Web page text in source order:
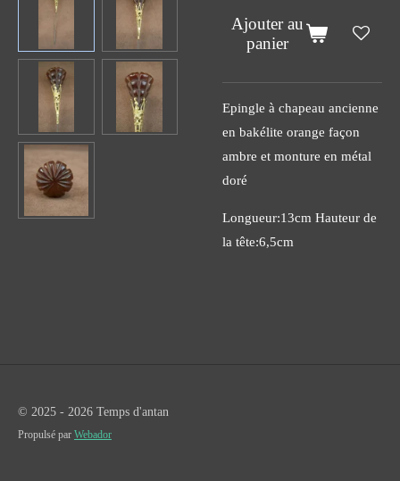
Ajouter au
panier
Epingle à chapeau ancienne
en bakélite orange façon
ambre et monture en métal
doré
Longueur:13cm Hauteur de
la tête:6,5cm
© 2025 - 2026 Temps d'antan
Propulsé par Webador